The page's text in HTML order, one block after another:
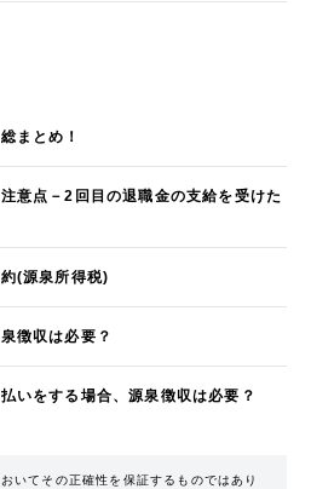
まとめ！
意点－2回目の退職金の支給を受けた
(源泉所得税)
徴収は必要？
いをする場合、源泉徴収は必要？
いてその正確性を保証するものではあり